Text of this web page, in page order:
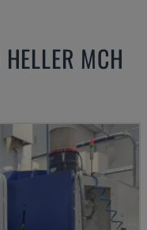
HELLER MCH